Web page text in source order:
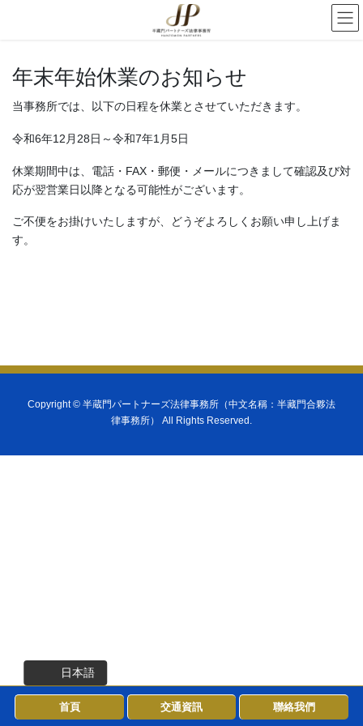
年末年始休業のお知らせ
当事務所では、以下の日程を休業とさせていただきます。
令和6年12月28日～令和7年1月5日
休業期間中は、電話・FAX・郵便・メールにつきまして確認及び対
応が翌営業日以降となる可能性がございます。
ご不便をお掛けいたしますが、どうぞよろしくお願い申し上げま
す。
日本語
Copyright © 半蔵門パートナーズ法律事務所（中文名稱：半藏門合夥法
律事務所）
All Rights Reserved.
首頁 交通資訊 聯絡我們